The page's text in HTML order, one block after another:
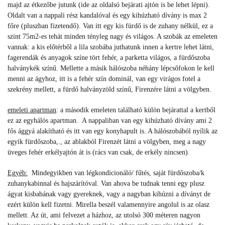
majd az étkezőbe jutunk (ide az oldalsó bejárati ajtón is be lehet lépni).
Oldalt van a nappali rész kandalóval és egy kihúzható dívány is max 2
főre (pluszban fizetendő). Van itt egy kis fürdő is de zuhany nélkül, ez a
szint 75m2-es tehát minden tényleg nagy és világos. A szobák az emeleten
vannak: a kis előtérből a lila szobába juthatunk innen a kertre lehet látni,
fagerendák és anyagok színe tört fehér, a parketta világos, a fürdőszoba
halványkék színű. Mellette a másik hálószoba néhány lépcsőfokon le kell
menni az ágyhoz, itt is a fehér szín dominál, van egy virágos fotel a
szekrény mellett, a fürdő halványzöld színű, Firenzére látni a völgyben.
emeleti apartman: a második emeleten található külön bejárattal a kertből
ez az egyhálós apartman. A nappaliban van egy kihúzható dívány ami 2
fős ággyá alakítható és itt van egy konyhapult is. A hálószobából nyílik az
egyik fürdőszoba,., az ablakból Firenzét látni a völgyben, meg a nagy
üveges fehér erkélyajtón át is (rács van csak, de erkély nincsen).
Egyéb: Mindegyikben van légkondicionáló/ fűtés, saját fürdőszoba/k
zuhanykabinnal és hajszárítóval. Van ahova be tudnak tenni egy plusz
ágyat kisbabának vagy gyereknek, vagy a nagyban kihúzni a díványt de
ezért külön kell fizetni. Mirella beszél valamennyire angolul is az olasz
mellett. Az út, ami felvezet a házhoz, az utolsó 300 méteren nagyon